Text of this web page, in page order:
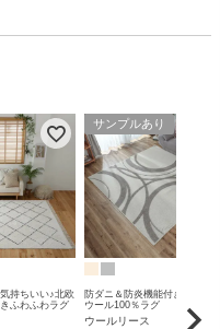
持ちいい♪北欧
ふわふわラグ
サンプルあり
防ダニ＆防炎機能付きの無染
ウール100％ラグ
ウールリース